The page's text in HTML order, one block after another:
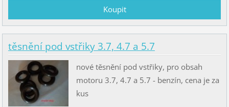
těsnění pod vstřiky 3.7, 4.7 a 5.7
nové těsnění pod vstřiky, pro obsah
motoru 3.7, 4.7 a 5.7 - benzín, cena je za
kus